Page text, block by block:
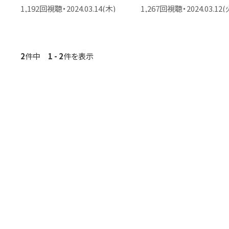
1,192回視聴・2024.03.14(木) の１
1,267回視聴・2024.03.12(
2件中 1 - 2件を表示